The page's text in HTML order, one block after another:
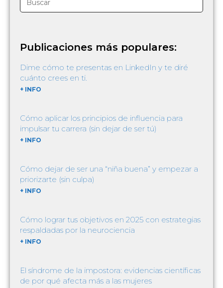
Publicaciones más populares:
Dime cómo te presentas en LinkedIn y te diré
cuánto crees en ti.
+ INFO
Cómo aplicar los principios de influencia para
impulsar tu carrera (sin dejar de ser tú)
+ INFO
Cómo dejar de ser una “niña buena” y empezar a
priorizarte (sin culpa)
+ INFO
Cómo lograr tus objetivos en 2025 con estrategias
respaldadas por la neurociencia
+ INFO
El síndrome de la impostora: evidencias científicas
de por qué afecta más a las mujeres